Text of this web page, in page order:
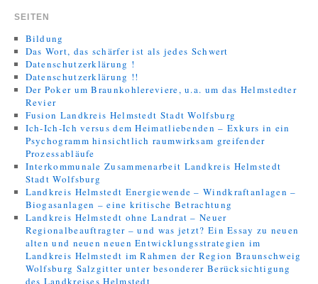
SEITEN
Bildung
Das Wort, das schärfer ist als jedes Schwert
Datenschutzerklärung !
Datenschutzerklärung !!
Der Poker um Braunkohlereviere, u.a. um das Helmstedter
Revier
Fusion Landkreis Helmstedt Stadt Wolfsburg
Ich-Ich-Ich versus dem Heimatliebenden – Exkurs in ein
Psychogramm hinsichtlich raumwirksam greifender
Prozessabläufe
Interkommunale Zusammenarbeit Landkreis Helmstedt
Stadt Wolfsburg
Landkreis Helmstedt Energiewende – Windkraftanlagen –
Biogasanlagen – eine kritische Betrachtung
Landkreis Helmstedt ohne Landrat – Neuer
Regionalbeauftragter – und was jetzt? Ein Essay zu neuen
alten und neuen neuen Entwicklungsstrategien im
Landkreis Helmstedt im Rahmen der Region Braunschweig
Wolfsburg Salzgitter unter besonderer Berücksichtigung
des Landkreises Helmstedt